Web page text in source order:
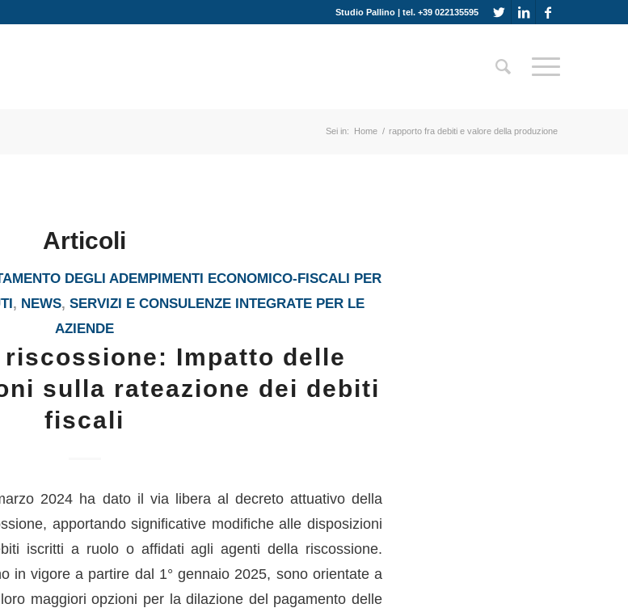
Studio Pallino | tel. +39 022135595
Sei in: Home / rapporto fra debiti e valore della produzione
Articoli
DEGLI ADEMPIMENTI ECONOMICO-FISCALI PER
, NEWS,SERVIZI E CONSULENZE INTEGRATE PER LE
AZIENDE
Impatto delle
sulla rateazione dei debiti
fiscali
2024 ha dato il via libera al decreto attuativo della
apportando significative modifiche alle disposizioni
iscritti a ruolo o affidati agli agenti della riscossione.
in vigore a partire dal 1° gennaio 2025, sono orientate a
maggiori opzioni per la dilazione del pagamento delle